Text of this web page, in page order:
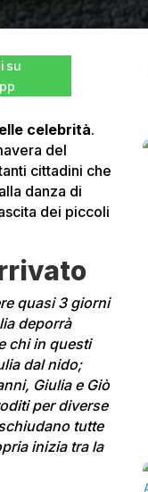
su
celebrità.
del
cittadini che
danza di
dei piccoli
quasi 3 giorni
deporrà
chi in questi
dal nido;
Giulia e Giò
per diverse
tutte
inizia tra la